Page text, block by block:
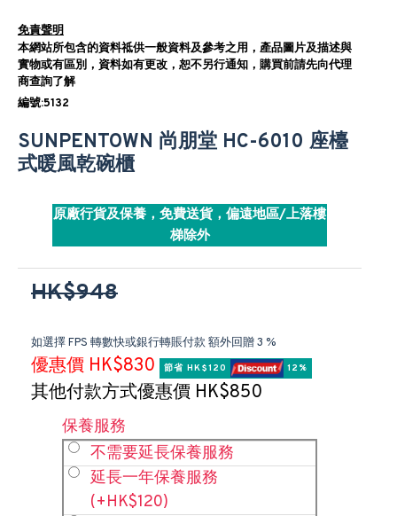
免責聲明
本網站所包含的資料祗供一般資料及參考之用，產品圖片及描述與
實物或有區別，資料如有更改，恕不另行通知，購買前請先向代理
商查詢了解
編號:5132
SUNPENTOWN 尚朋堂 HC-6010 座檯
式暖風乾碗櫃
原廠行貨及保養，免費送貨，偏遠地區/上落樓
梯除外
HK$948
如選擇 FPS 轉數快或銀行轉賬付款 額外回贈 3 %
優惠價 HK$830 節省 HK$120 12%
其他付款方式優惠價 HK$850
保養服務
不需要延長保養服務
延長一年保養服務
(+HK$120)